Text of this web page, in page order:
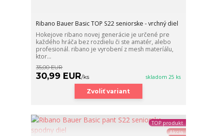
Ribano Bauer Basic TOP S22 seniorske - vrchný diel
Hokejove ribano novej generácie je určené pre
každého hráča bez rozdielu či ste amatér, alebo
profesionál. ribano je vyrobení z mesh materíálu,
ktor...
35,00 EUR
30,99 EUR/ks skladom 25 ks
Zvoliť variant
TOP produkt
Akcia